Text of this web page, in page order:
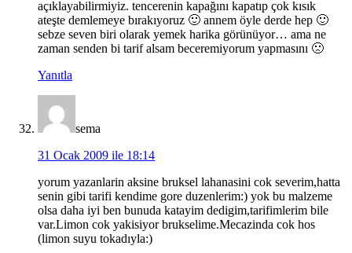
açıklayabilirmiyiz. tencerenin kapağını kapatıp çok kısık
ateşte demlemeye bırakıyoruz 🙂 annem öyle derde hep 🙂
sebze seven biri olarak yemek harika görünüyor… ama ne
zaman senden bi tarif alsam beceremiyorum yapmasını 🙁
Yanıtla
sema
31 Ocak 2009 ile 18:14
yorum yazanlarin aksine bruksel lahanasini cok severim,hatta
senin gibi tarifi kendime gore duzenlerim:) yok bu malzeme
olsa daha iyi ben bunuda katayim dedigim,tarifimlerim bile
var.Limon cok yakisiyor brukselime.Mecazinda cok hos
(limon suyu tokadıyla:)